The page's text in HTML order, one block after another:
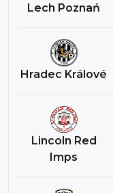
Lech Poznań
Hradec Králové
Lincoln Red
Imps